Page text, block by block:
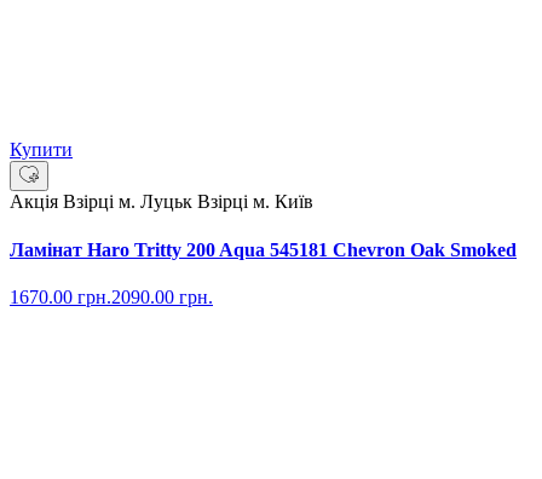
Купити
Акція Взірці м. Луцьк Взірці м. Київ
Ламінат Haro Tritty 200 Aqua 545181 Chevron Oak Smoked
1670.00 грн.2090.00 грн.